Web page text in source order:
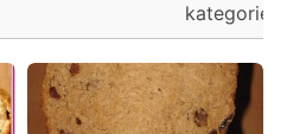
kategorie